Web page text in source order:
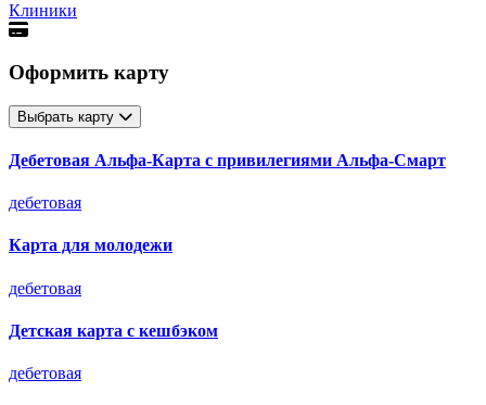
Клиники
Оформить карту
Выбрать карту
Дебетовая Альфа‑Карта с привилегиями Альфа‑Смарт
дебетовая
Карта для молодежи
дебетовая
Детская карта с кешбэком
дебетовая